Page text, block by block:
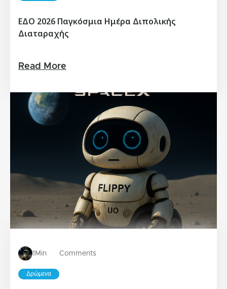
ΕΔΟ 2026 Παγκόσμια Ημέρα Διπολικής
Διαταραχής
Read More
1 Min Comments
Δρώμενα